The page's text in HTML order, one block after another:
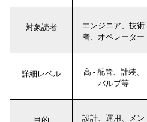
対象読者
エンジニア、技術
者、オペレーター
詳細レベル
高 - 配管、計装、
バルブ等
目的
設計、運用、メン